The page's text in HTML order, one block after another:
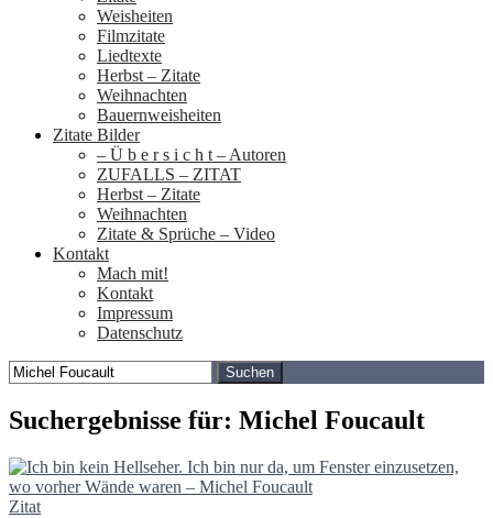
Weisheiten
Filmzitate
Liedtexte
Herbst – Zitate
Weihnachten
Bauernweisheiten
Zitate Bilder
– Ü b e r s i c h t – Autoren
ZUFALLS – ZITAT
Herbst – Zitate
Weihnachten
Zitate & Sprüche – Video
Kontakt
Mach mit!
Kontakt
Impressum
Datenschutz
Suchen
nach:
Suchergebnisse für: Michel Foucault
Zitat